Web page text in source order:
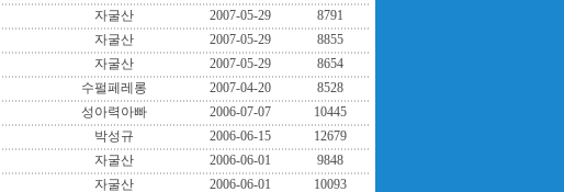
자굴산 2007-05-29
8791
자굴산 2007-05-29
8855
자굴산 2007-05-29
8654
수펄페레롱 2007-04-20
8528
성아력아빠 2006-07-07
10445
박성규 2006-06-15
12679
자굴산 2006-06-01
9848
자굴산 2006-06-01
10093